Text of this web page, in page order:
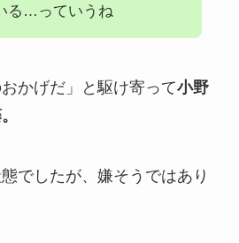
る…っていうね
かげだ」と駆け寄って小野
でしたが、嫌そうではあり